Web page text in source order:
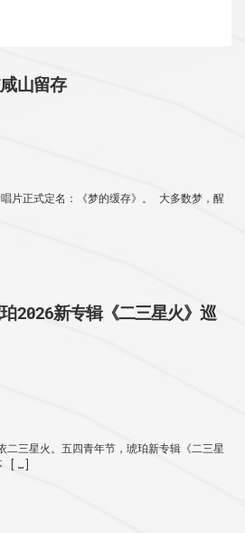
山留存
正式定名：《梦的缓存》。 大多数梦，醒
2026新专辑《二三星火》巡
二三星火。五四青年节，琥珀新专辑《二三星
[…]